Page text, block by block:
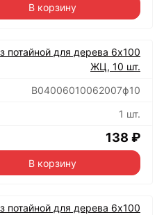
В корзину
потайной для дерева 6х100
ЖЦ, 10 шт.
B04006010062007ф10
1 шт.
138 ₽
В корзину
потайной для дерева 6х100